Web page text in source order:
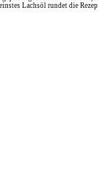
Lachsöl rundet die